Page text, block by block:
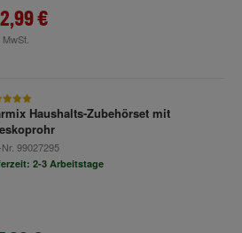
€
Haushalts-Zubehörset mit
99027295
2-3 Arbeitstage